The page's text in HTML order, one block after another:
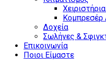
Κομπρεσέρ
Δοχεία
Σωλήνες &
Επικοινωνία
Ποιοι Είμαστε